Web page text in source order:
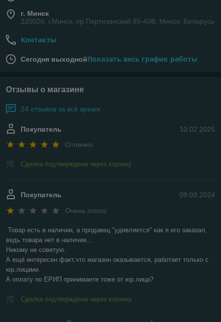
г. Минск
220026, г.Минск, пр.Партизанский,95-40В, Минск, Беларусь
Контакты
Сегодня выходнойПоказать весь график работы
Отзывы о магазине
24 отзывов за всё время
10.02.2025
Покупатель
Отлично
Сделка подтверждена через корзину
09.09.2024
Покупатель
Очень плохо
Товар есть в наличии, а продавец "удивляется" как я его заказал,
ведь товара нет в наличии...
Никому не советую.
А ещё интересен факт,что магазин оказывается, работает только с
юр.лицами.
А оплату по ЕРИП принимаете тоже от юр.лица?
Сделка подтверждена через корзину